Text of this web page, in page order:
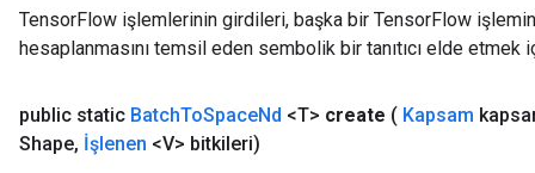
TensorFlow işlemlerinin girdileri, başka bir TensorFlow
hesaplanmasını temsil eden sembolik bir tanıtıcı elde etmek
public static BatchToSpaceNd <T> create ( Kapsam
Shape, İşlenen <V> bitkileri)